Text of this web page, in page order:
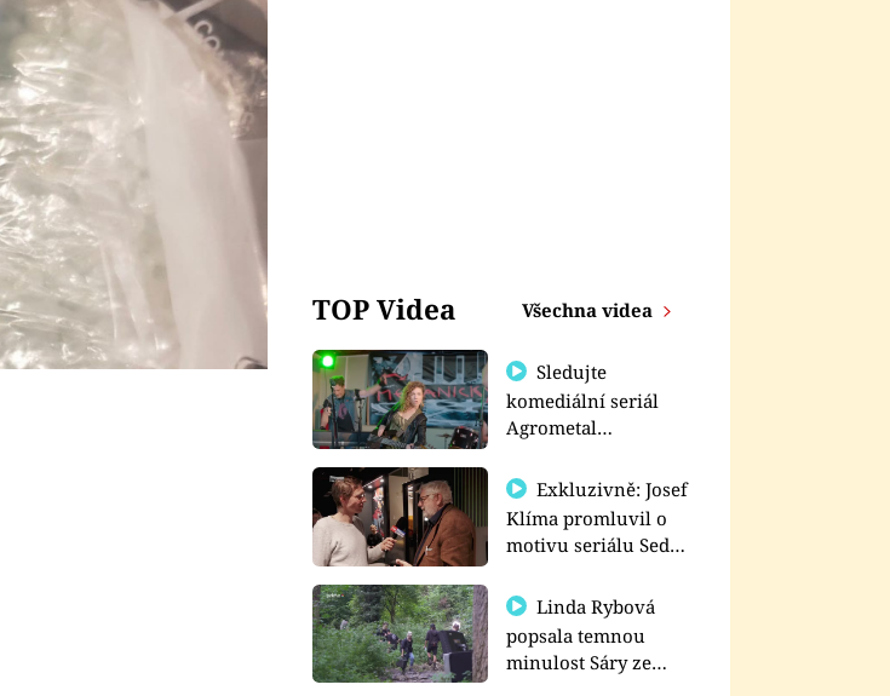
TOP Videa Všechna videa
Sledujte
komediální seriál
Agrometal
prima+
Exkluzivně: Josef
Klíma promluvil o
motivu seriálu Sedm
Linda Rybová
popsala temnou
minulost Sáry ze